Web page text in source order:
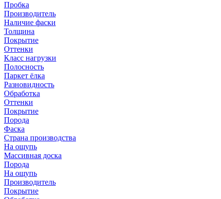
Пробка
Производитель
Наличие фаски
Толщина
Покрытие
Оттенки
Класс нагрузки
Полосность
Паркет ёлка
Разновидность
Обработка
Оттенки
Покрытие
Порода
Фаска
Страна производства
На ощупь
Массивная доска
Порода
На ощупь
Производитель
Покрытие